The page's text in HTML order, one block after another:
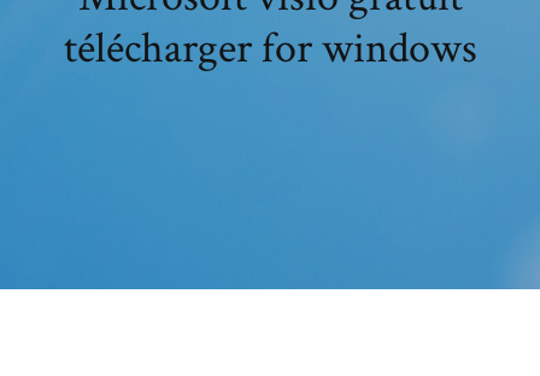
télécharger for windows